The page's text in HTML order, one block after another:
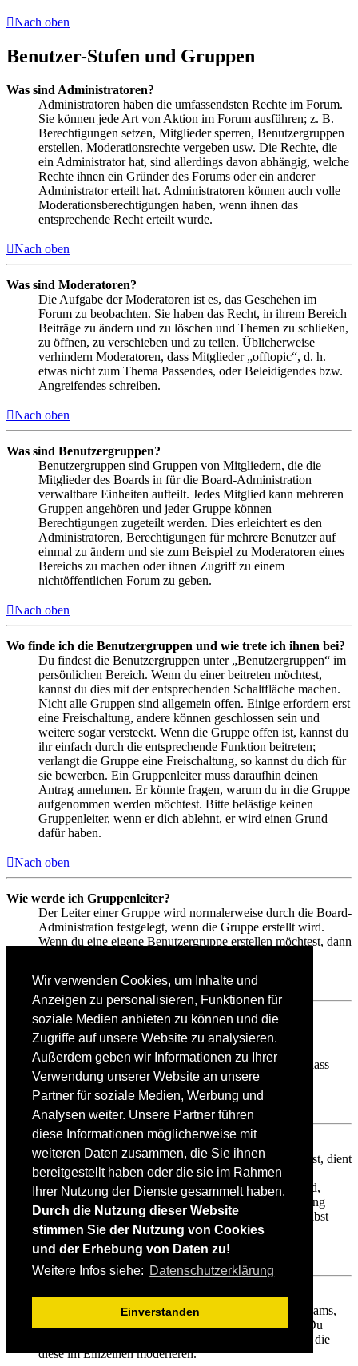
Wir verwenden Cookies, um Inhalte und
Anzeigen zu personalisieren, Funktionen für
soziale Medien anbieten zu können und die
Zugriffe auf unsere Website zu analysieren.
Außerdem geben wir Informationen zu Ihrer
Verwendung unserer Website an unsere
Partner für soziale Medien, Werbung und
Analysen weiter. Unsere Partner führen
diese Informationen möglicherweise mit
weiteren Daten zusammen, die Sie ihnen
bereitgestellt haben oder die sie im Rahmen
Ihrer Nutzung der Dienste gesammelt haben.
Durch die Nutzung dieser Website
stimmen Sie der Nutzung von Cookies
und der Erhebung von Daten zu!
Weitere Infos siehe: Datenschutzerklärung
Einverstanden
Nach oben
Benutzer-Stufen und Gruppen
Was sind Administratoren?
Administratoren haben die umfassendsten Rechte im Forum.
Sie können jede Art von Aktion im Forum ausführen; z. B.
Berechtigungen setzen, Mitglieder sperren, Benutzergruppen
erstellen, Moderationsrechte vergeben usw. Die Rechte, die
ein Administrator hat, sind allerdings davon abhängig, welche
Rechte ihnen ein Gründer des Forums oder ein anderer
Administrator erteilt hat. Administratoren können auch volle
Moderationsberechtigungen haben, wenn ihnen das
entsprechende Recht erteilt wurde.
Nach oben
Was sind Moderatoren?
Die Aufgabe der Moderatoren ist es, das Geschehen im
Forum zu beobachten. Sie haben das Recht, in ihrem Bereich
Beiträge zu ändern und zu löschen und Themen zu schließen,
zu öffnen, zu verschieben und zu teilen. Üblicherweise
verhindern Moderatoren, dass Mitglieder „offtopic“, d. h.
etwas nicht zum Thema Passendes, oder Beleidigendes bzw.
Angreifendes schreiben.
Nach oben
Was sind Benutzergruppen?
Benutzergruppen sind Gruppen von Mitgliedern, die die
Mitglieder des Boards in für die Board-Administration
verwaltbare Einheiten aufteilt. Jedes Mitglied kann mehreren
Gruppen angehören und jeder Gruppe können
Berechtigungen zugeteilt werden. Dies erleichtert es den
Administratoren, Berechtigungen für mehrere Benutzer auf
einmal zu ändern und sie zum Beispiel zu Moderatoren eines
Bereichs zu machen oder ihnen Zugriff zu einem
nichtöffentlichen Forum zu geben.
Nach oben
Wo finde ich die Benutzergruppen und wie trete ich ihnen bei?
Du findest die Benutzergruppen unter „Benutzergruppen“ im
persönlichen Bereich. Wenn du einer beitreten möchtest,
kannst du dies mit der entsprechenden Schaltfläche machen.
Nicht alle Gruppen sind allgemein offen. Einige erfordern erst
eine Freischaltung, andere können geschlossen sein und
weitere sogar versteckt. Wenn die Gruppe offen ist, kannst du
ihr einfach durch die entsprechende Funktion beitreten;
verlangt die Gruppe eine Freischaltung, so kannst du dich für
sie bewerben. Ein Gruppenleiter muss daraufhin deinen
Antrag annehmen. Er könnte fragen, warum du in die Gruppe
aufgenommen werden möchtest. Bitte belästige keinen
Gruppenleiter, wenn er dich ablehnt, er wird einen Grund
dafür haben.
Nach oben
Wie werde ich Gruppenleiter?
Der Leiter einer Gruppe wird normalerweise durch die Board-
Administration festgelegt, wenn die Gruppe erstellt wird.
Wenn du eine eigene Benutzergruppe erstellen möchtest, dann
Nach oben
Weshalb werden verschiedene Benutzergruppen farbig
dargestellt?
Es ist der Board-Administration möglich, den
Benutzergruppen verschiedene Farben zuzuteilen, so dass
deren Mitglieder leichter zu identifizieren sind.
Nach oben
Wenn du Mitglied in mehr als einer Benutzergruppe bist, dient
die Hauptgruppe dazu, deine Gruppenfarbe sowie den
Gruppenrang, der bei dir standardmäßig angezeigt wird,
festzulegen. Ein Administrator kann dir die Berechtigung
geben, deine Hauptgruppe im persönlichen Bereich selbst
festzulegen.
Was bedeutet der „Das Team“-Link auf der Startseite?
Auf dieser Seite findest du eine Auflistung des Forenteams,
einschließlich der Administratoren, der Moderatoren. Du
findest hier auch weitere Informationen wie die Foren, die
diese im Einzelnen moderieren.